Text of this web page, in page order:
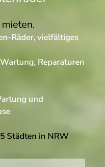
Räder, vielfältiges
Reparaturen
und
Städten in NRW